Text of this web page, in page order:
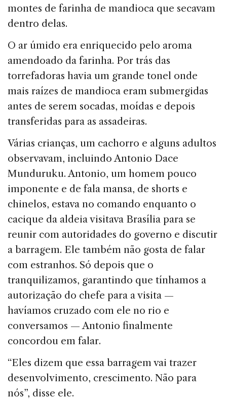
montes de farinha de mandioca que secavam
dentro delas.
O ar úmido era enriquecido pelo aroma
amendoado da farinha. Por trás das
torrefadoras havia um grande tonel onde
mais raízes de mandioca eram submergidas
antes de serem socadas, moídas e depois
transferidas para as assadeiras.
Várias crianças, um cachorro e alguns adultos
observavam, incluindo Antonio Dace
Munduruku. Antonio, um homem pouco
imponente e de fala mansa, de shorts e
chinelos, estava no comando enquanto o
cacique da aldeia visitava Brasília para se
reunir com autoridades do governo e discutir
a barragem. Ele também não gosta de falar
com estranhos. Só depois que o
tranquilizamos, garantindo que tínhamos a
autorização do chefe para a visita —
havíamos cruzado com ele no rio e
conversamos — Antonio finalmente
concordou em falar.
“Eles dizem que essa barragem vai trazer
desenvolvimento, crescimento. Não para
nós”, disse ele.